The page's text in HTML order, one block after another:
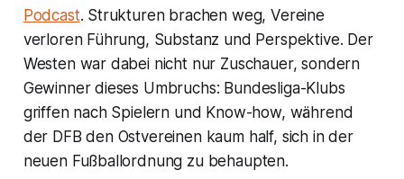
Podcast. Strukturen brachen weg, Vereine
verloren Führung, Substanz und Perspektive. Der
Westen war dabei nicht nur Zuschauer, sondern
Gewinner dieses Umbruchs: Bundesliga-Klubs
griffen nach Spielern und Know-how, während
der DFB den Ostvereinen kaum half, sich in der
neuen Fußballordnung zu behaupten.